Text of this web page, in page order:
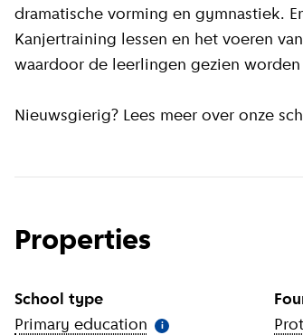
dramatische vorming en gymnastiek.
Kanjertraining lessen en het voeren
waardoor de leerlingen gezien
Nieuwsgierig? Lees meer over onze
Properties
School type
Primary education More information)
i